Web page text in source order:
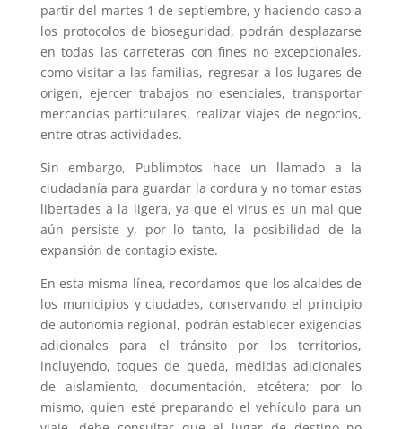
partir del martes 1 de septiembre, y haciendo caso a
los protocolos de bioseguridad, podrán desplazarse
en todas las carreteras con fines no excepcionales,
como visitar a las familias, regresar a los lugares de
origen, ejercer trabajos no esenciales, transportar
mercancías particulares, realizar viajes de negocios,
entre otras actividades.
Sin embargo, Publimotos hace un llamado a la
ciudadanía para guardar la cordura y no tomar estas
libertades a la ligera, ya que el virus es un mal que
aún persiste y, por lo tanto, la posibilidad de la
expansión de contagio existe.
En esta misma línea, recordamos que los alcaldes de
los municipios y ciudades, conservando el principio
de autonomía regional, podrán establecer exigencias
adicionales para el tránsito por los territorios,
incluyendo, toques de queda, medidas adicionales
de aislamiento, documentación, etcétera; por lo
mismo, quien esté preparando el vehículo para un